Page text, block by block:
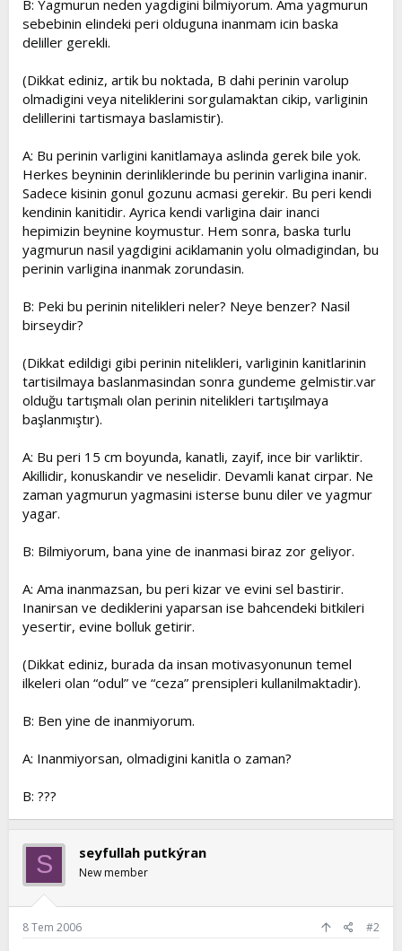
B: Yagmurun neden yagdigini bilmiyorum. Ama yagmurun
sebebinin elindeki peri olduguna inanmam icin baska
deliller gerekli.
(Dikkat ediniz, artik bu noktada, B dahi perinin varolup
olmadigini veya niteliklerini sorgulamaktan cikip, varliginin
delillerini tartismaya baslamistir).
A: Bu perinin varligini kanitlamaya aslinda gerek bile yok.
Herkes beyninin derinliklerinde bu perinin varligina inanir.
Sadece kisinin gonul gozunu acmasi gerekir. Bu peri kendi
kendinin kanitidir. Ayrica kendi varligina dair inanci
hepimizin beynine koymustur. Hem sonra, baska turlu
yagmurun nasil yagdigini aciklamanin yolu olmadigindan, bu
perinin varligina inanmak zorundasin.
B: Peki bu perinin nitelikleri neler? Neye benzer? Nasil
birseydir?
(Dikkat edildigi gibi perinin nitelikleri, varliginin kanitlarinin
tartisilmaya baslanmasindan sonra gundeme gelmistir.var
olduğu tartışmalı olan perinin nitelikleri tartışılmaya
başlanmıştır).
A: Bu peri 15 cm boyunda, kanatli, zayif, ince bir varliktir.
Akillidir, konuskandir ve neselidir. Devamli kanat cirpar. Ne
zaman yagmurun yagmasini isterse bunu diler ve yagmur
yagar.
B: Bilmiyorum, bana yine de inanmasi biraz zor geliyor.
A: Ama inanmazsan, bu peri kizar ve evini sel bastirir.
Inanirsan ve dediklerini yaparsan ise bahcendeki bitkileri
yesertir, evine bolluk getirir.
(Dikkat ediniz, burada da insan motivasyonunun temel
ilkeleri olan “odul” ve “ceza” prensipleri kullanilmaktadir).
B: Ben yine de inanmiyorum.
A: Inanmiyorsan, olmadigini kanitla o zaman?
B: ???
S seyfullah putkýran
New member
8 Tem 2006 #2